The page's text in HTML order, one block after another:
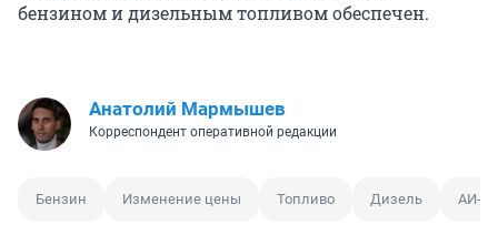
бензином и дизельным топливом обеспечен.
Анатолий Мармышев
Корреспондент оперативной редакции
Бензин Изменение цены Топливо Дизель АИ-92